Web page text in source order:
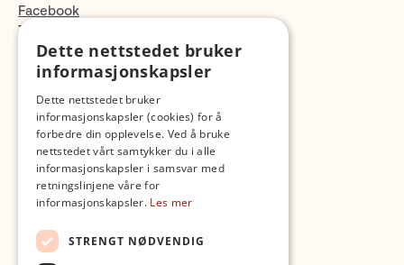
Facebook
TikTok
Fotopodden
Dette nettstedet bruker
informasjonskapsler
Dette nettstedet bruker
informasjonskapsler (cookies) for å
forbedre din opplevelse. Ved å bruke
nettstedet vårt samtykker du i alle
informasjonskapsler i samsvar med
retningslinjene våre for
informasjonskapsler. Les mer
STRENGT NØDVENDIG